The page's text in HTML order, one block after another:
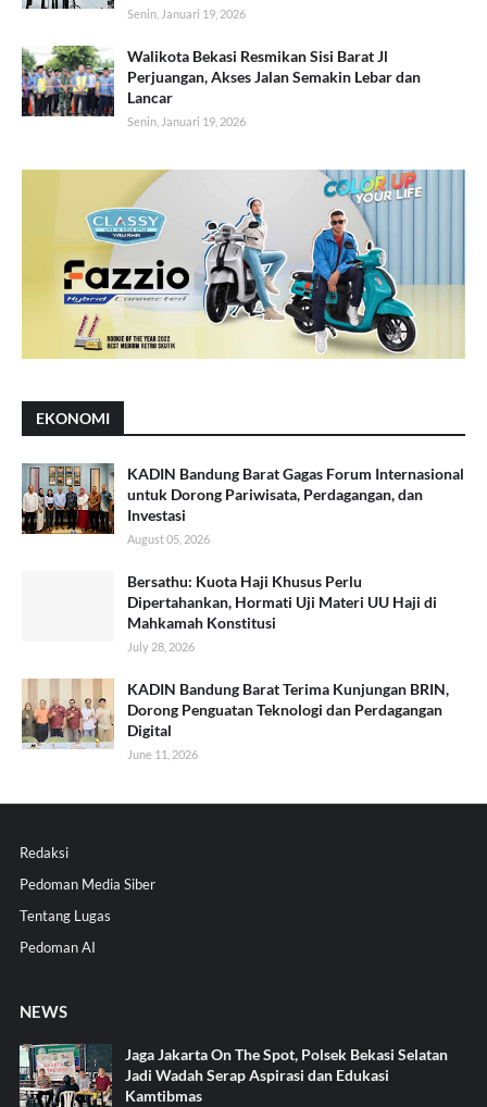
Senin, Januari 19, 2026
Walikota Bekasi Resmikan Sisi Barat Jl
Perjuangan, Akses Jalan Semakin Lebar dan
Lancar
Senin, Januari 19, 2026
EKONOMI
KADIN Bandung Barat Gagas Forum Internasional
untuk Dorong Pariwisata, Perdagangan, dan
Investasi
August 05, 2026
Bersathu: Kuota Haji Khusus Perlu
Dipertahankan, Hormati Uji Materi UU Haji di
Mahkamah Konstitusi
July 28, 2026
KADIN Bandung Barat Terima Kunjungan BRIN,
Dorong Penguatan Teknologi dan Perdagangan
Digital
June 11, 2026
Redaksi
Pedoman Media Siber
Tentang Lugas
Pedoman AI
NEWS
Jaga Jakarta On The Spot, Polsek Bekasi Selatan
Jadi Wadah Serap Aspirasi dan Edukasi
Kamtibmas